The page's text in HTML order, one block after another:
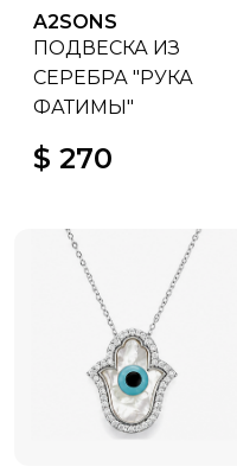
A2SONS
ПОДВЕСКА ИЗ
СЕРЕБРА "РУКА
ФАТИМЫ"
$ 270